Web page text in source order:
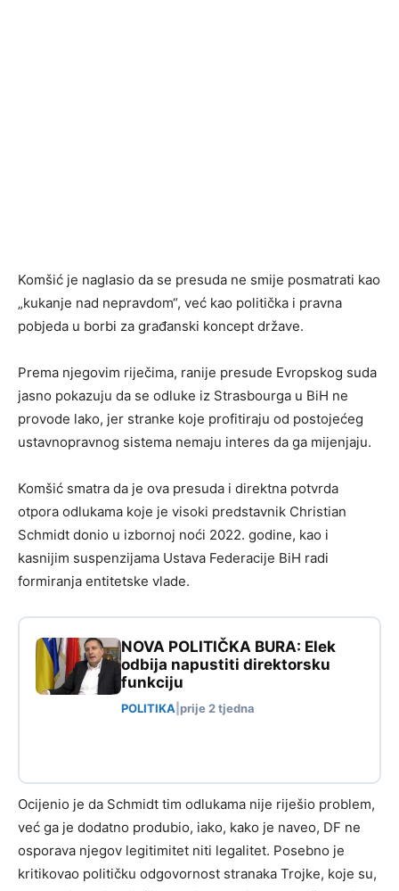
Komšić je naglasio da se presuda ne smije posmatrati kao
„kukanje nad nepravdom“, već kao politička i pravna
pobjeda u borbi za građanski koncept države.
Prema njegovim riječima, ranije presude Evropskog suda
jasno pokazuju da se odluke iz Strasbourga u BiH ne
provode lako, jer stranke koje profitiraju od postojećeg
ustavnopravnog sistema nemaju interes da ga mijenjaju.
Komšić smatra da je ova presuda i direktna potvrda
otpora odlukama koje je visoki predstavnik Christian
Schmidt donio u izbornoj noći 2022. godine, kao i
kasnijim suspenzijama Ustava Federacije BiH radi
formiranja entitetske vlade.
NOVA POLITIČKA BURA: Elek
odbija napustiti direktorsku
funkciju
POLITIKA prije 2 tjedna
Ocijenio je da Schmidt tim odlukama nije riješio problem,
već ga je dodatno produbio, iako, kako je naveo, DF ne
osporava njegov legitimitet niti legalitet. Posebno je
kritikovao političku odgovornost stranaka Trojke, koje su,